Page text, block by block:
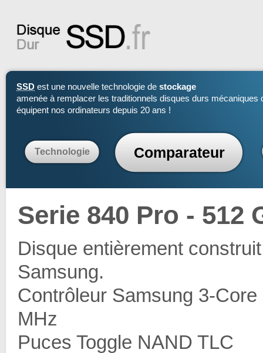
SSD est une nouvelle technologie de stockage
amenée à remplacer les traditionnels disques durs mécaniques
équipent nos ordinateurs depuis 20 ans !
Technologie Comparateur
Serie 840 Pro - 512
Disque entièrement
Samsung.
Contrôleur Samsung 3-
MHz
Puces Toggle NAND TLC